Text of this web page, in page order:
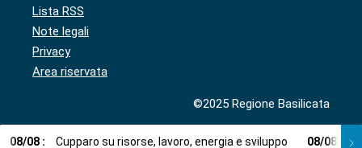
Lista RSS
Note legali
Privacy
Area riservata
©2025 Regione Basilicata
08/08 : Cupparo su risorse, lavoro, energia e sviluppo 08/08